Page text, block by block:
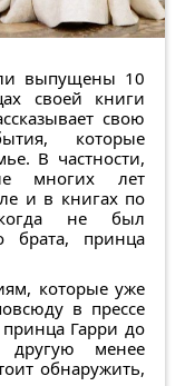
выпущены 10
своей книги
свою
которые
В частности,
многих лет
и в книгах по
не был
брата, принца
которые уже
в прессе
Гарри до
другую менее
обнаружить,